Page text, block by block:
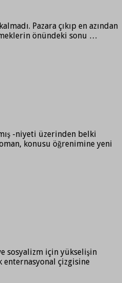
Pazara çıkıp en azından
önündeki sonu …
-niyeti üzerinden belki
konusu öğrenimine yeni
sosyalizm için yükselişin
enternasyonal çizgisine